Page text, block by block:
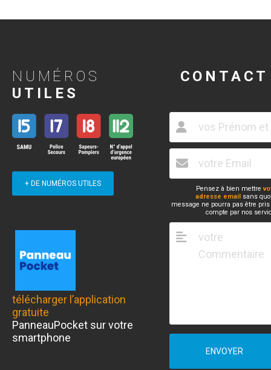
NUMÉROS
UTILES
+ DE NUMÉROS UTILES
télécharger l’application
gratuite
PanneauPocket sur votre
smartphone
CONTACT
Pensez à bien mettre
adresse email sans
message ne pourra pas être
compte par nos
ENVOYER